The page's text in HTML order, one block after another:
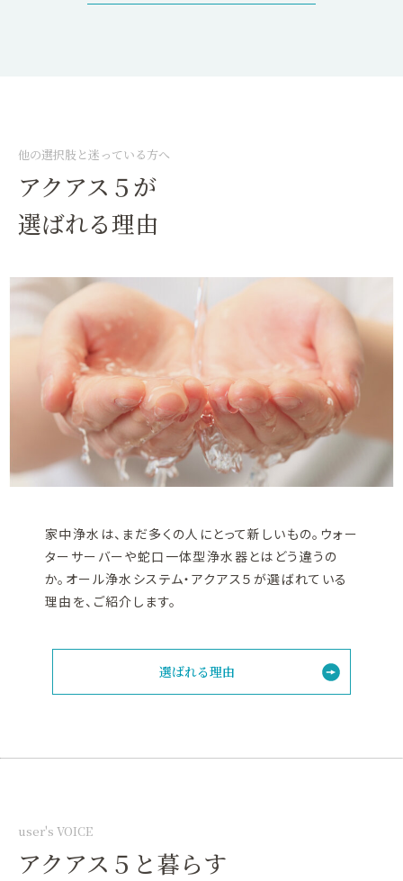
他の選択肢と迷っている方へ
アクアス５が
選ばれる理由
家中浄水は、まだ多くの人にとって新しいもの。ウォー
ターサーバーや蛇口一体型浄水器とはどう違うの
か。オール浄水システム・アクアス５が選ばれている
理由を、ご紹介します。
選ばれる理由
user's VOICE
アクアス５と暮らす